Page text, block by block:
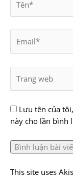
Lưu tên của
này cho lần bình
This site uses